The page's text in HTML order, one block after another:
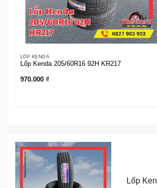
LỐP KENDA
Lốp Kenda 205/60R16 92H KR217
970.000 ₫
Lốp